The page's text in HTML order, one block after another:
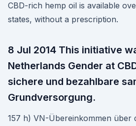
CBD-rich hemp oil is available
states, without a prescription.
8 Jul 2014 This initiative
Netherlands Gender at
sichere und bezahlbare
Grundversorgung.
157 h) VN-Übereinkommen über